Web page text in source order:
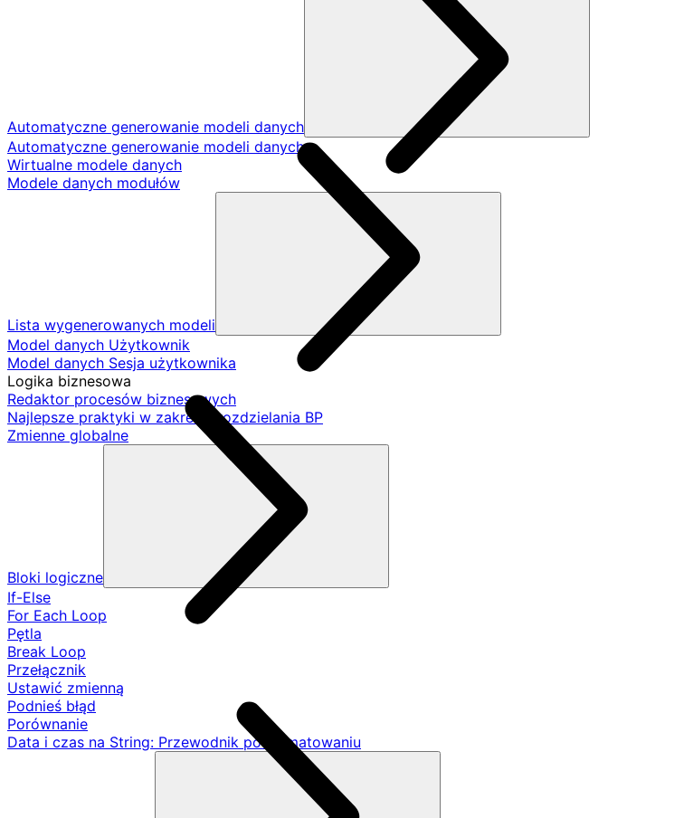
Automatyczne generowanie modeli danych
Automatyczne generowanie modeli danych
Wirtualne modele danych
Modele danych modułów
Lista wygenerowanych modeli
Model danych Użytkownik
Model danych Sesja użytkownika
Logika biznesowa
Redaktor procesów biznesowych
Najlepsze praktyki w zakresie rozdzielania BP
Zmienne globalne
Bloki logiczne
If-Else
For Each Loop
Pętla
Break Loop
Przełącznik
Ustawić zmienną
Podnieś błąd
Porównanie
Data i czas na String: Przewodnik po formatowaniu